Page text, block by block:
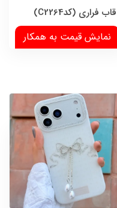
قاب فراری (کدC2264)
نمایش قیمت به همکار